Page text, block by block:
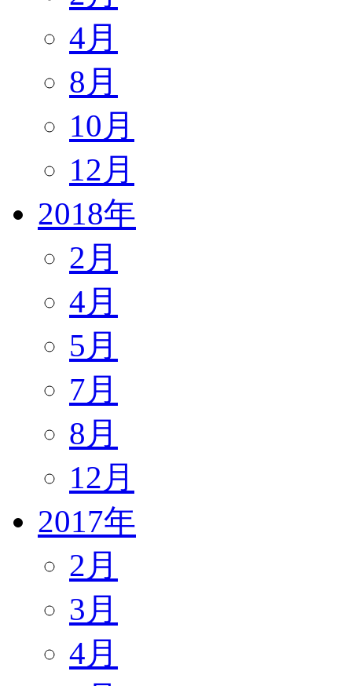
4月
8月
10月
12月
2018年
2月
4月
5月
7月
8月
12月
2017年
2月
3月
4月